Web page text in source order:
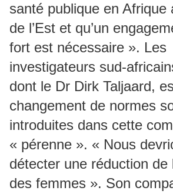
santé publique en Afrique
de l’Est et qu’un
fort est nécessaire ». Les
investigateurs sud-
dont le Dr Dirk Taljaard,
changement de normes
introduites dans cette
« pérenne ». « Nous
détecter une réduction de
des femmes ». Son